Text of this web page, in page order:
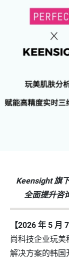
Keensight 旗
全面提升咨
【2026 年 5 月
尚科技企业玩
解决方案的韩国